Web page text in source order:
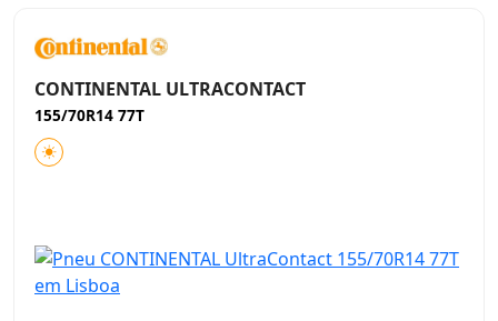
CONTINENTAL ULTRACONTACT
155/70R14 77T